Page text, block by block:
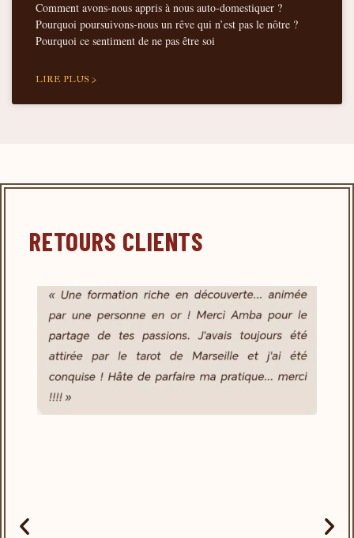
Comment avons-nous appris à nous auto-domestiquer ?
Pourquoi poursuivons-nous un rêve qui n’est pas le nôtre ?
Pourquoi ce sentiment de ne pas être soi
LIRE PLUS >
RETOURS CLIENTS